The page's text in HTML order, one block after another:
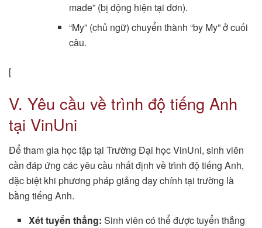
made” (bị động hiện tại đơn).
“My” (chủ ngữ) chuyển thành “by My” ở cuối
câu.
[
V. Yêu cầu về trình độ tiếng Anh
tại VinUni
Để tham gia học tập tại Trường Đại học VinUni, sinh viên
cần đáp ứng các yêu cầu nhất định về trình độ tiếng Anh,
đặc biệt khi phương pháp giảng dạy chính tại trường là
bằng tiếng Anh.
Xét tuyển thẳng: Sinh viên có thể được tuyển thẳng